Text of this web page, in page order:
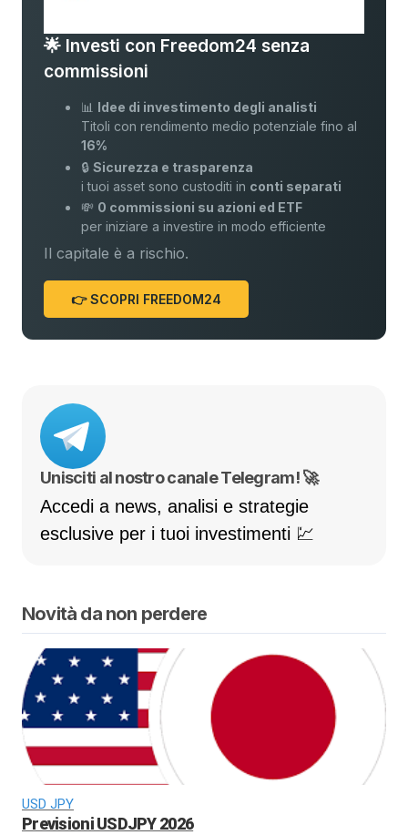
🌟 Investi con Freedom24 senza
commissioni
📊 Idee di investimento degli analisti
Titoli con rendimento medio potenziale fino al
16%
🔒Sicurezza e trasparenza
i tuoi asset sono custoditi in conti separati
💸 0 commissioni su azioni ed ETF
per iniziare a investire in modo efficiente
Il capitale è a rischio.
👉 SCOPRI FREEDOM24
Unisciti al nostro canale Telegram! 🚀
Accedi a news, analisi e strategie
esclusive per i tuoi investimenti 💹
Novità da non perdere
USD JPY
Previsioni USDJPY 2026